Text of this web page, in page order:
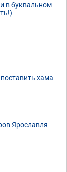
в буквальном
хама
Ярославля